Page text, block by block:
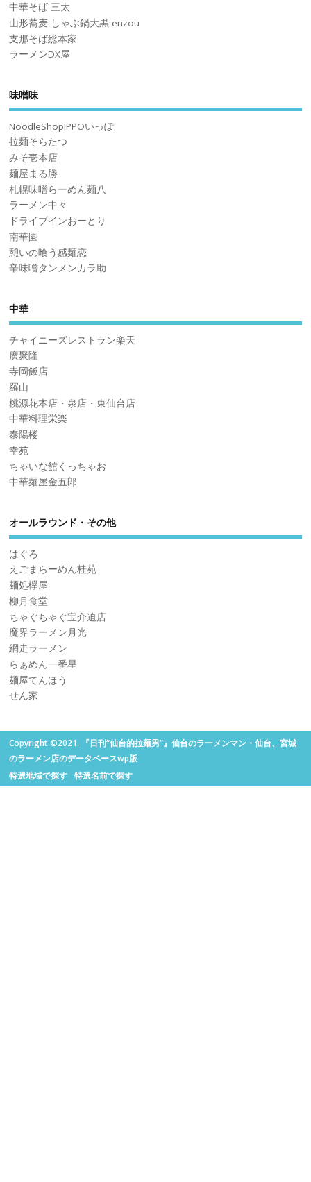
中華そば 三太
山形蕎麦 しゃぶ鍋大黒 enzou
支那そば総本家
ラーメンDX屋
味噌味
NoodleShopIPPOいっぽ
拉麺そらたつ
みそ壱本店
麺屋まる勝
札幌味噌らーめん麺八
ラーメン中々
ドライブインおーとり
南華園
憩いの喰う感麺恋
辛味噌タンメンカラ助
中華
チャイニーズレストラン楽天
廣聚隆
寺岡飯店
羅山
桃源花本店・泉店・東仙台店
中華料理栄楽
泰陽楼
幸苑
ちゃいな館くっちゃお
中華麺屋金五郎
オールラウンド・その他
はぐろ
えごまらーめん桂苑
麺処欅屋
柳月食堂
ちゃぐちゃぐ宝介迫店
魔界ラーメン月光
網走ラーメン
らぁめん一番星
麺屋てんほう
せん家
Copyright ©2021. 『日刊“仙台的拉麺男”』仙台のラーメンマン・仙台、宮城
のラーメン店のデータベースwp版
特選地域で探す
特選名前で探す